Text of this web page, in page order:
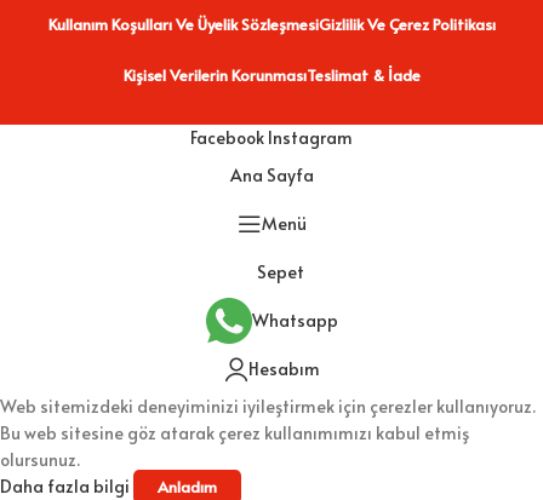
Kullanım Koşulları Ve Üyelik SözleşmesiGizlilik Ve Çerez Politikası
Kişisel Verilerin KorunmasıTeslimat & İade
Facebook Instagram
Ana Sayfa
Menü
Sepet
Whatsapp
Hesabım
Web sitemizdeki deneyiminizi iyileştirmek için çerezler kullanıyoruz.
Bu web sitesine göz atarak çerez kullanımımızı kabul etmiş
olursunuz.
Daha fazla bilgi
Anladım